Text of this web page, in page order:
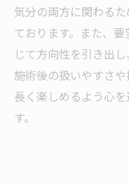
気分の両方に関わる
ております。また、
じて方向性を引き出
施術後の扱いやすさ
長く楽しめるよう心
す。